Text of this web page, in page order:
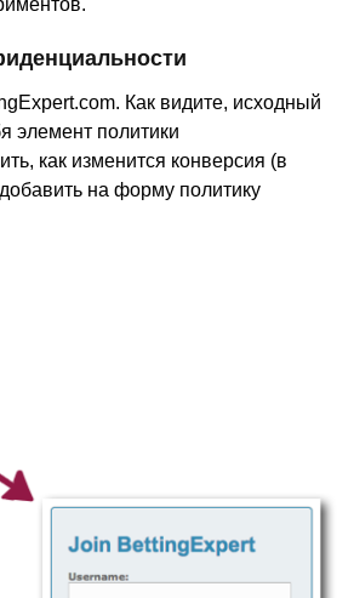
Как видите, исходный
элемент политики
как изменится конверсия (в
на форму политику